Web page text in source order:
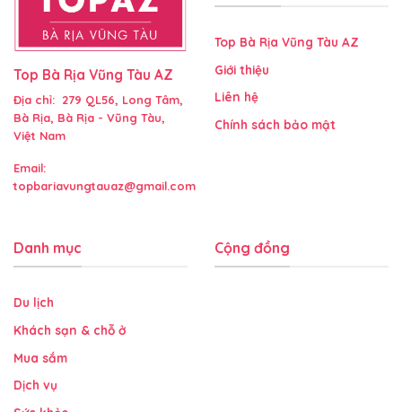
Top Bà Rịa Vũng Tàu AZ
Địa chỉ: 279 QL56, Long Tâm,
Bà Rịa, Bà Rịa - Vũng Tàu,
Việt Nam
Email:
topbariavungtauaz@gmail.com
Top Bà Rịa Vũng Tàu AZ
Giới thiệu
Liên hệ
Chính sách bảo mật
Danh mục
Du lịch
Khách sạn & chỗ ở
Mua sắm
Dịch vụ
Cộng đồng